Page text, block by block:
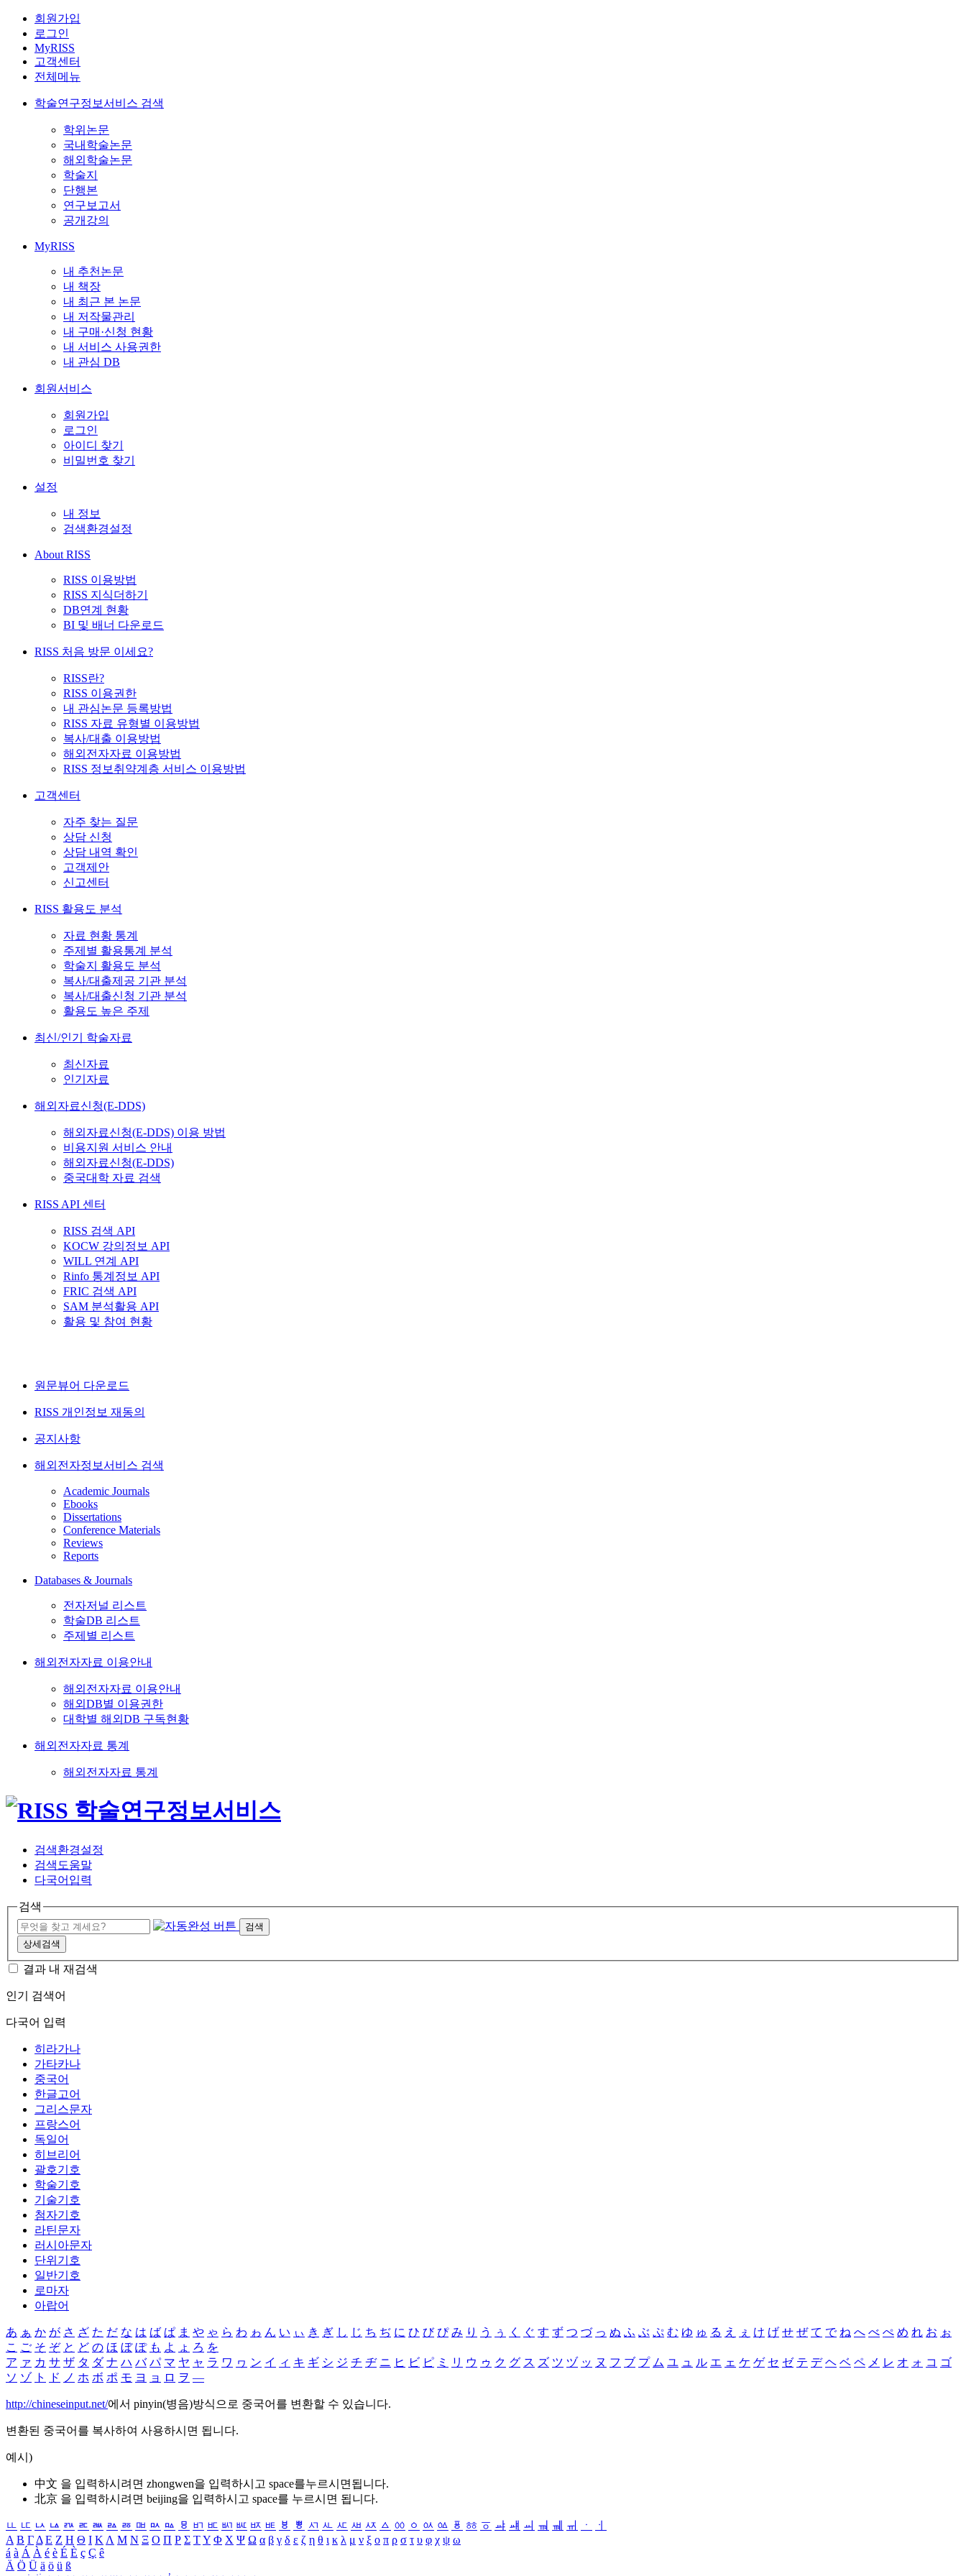
회원가입
로그인
MyRISS
고객센터
전체메뉴
학술연구정보서비스 검색
학위논문
국내학술논문
해외학술논문
학술지
단행본
연구보고서
공개강의
MyRISS
내 추천논문
내 책장
내 최근 본 논문
내 저작물관리
내 구매·신청 현황
내 서비스 사용권한
내 관심 DB
회원서비스
회원가입
로그인
아이디 찾기
비밀번호 찾기
설정
내 정보
검색환경설정
About RISS
RISS 이용방법
RISS 지식더하기
DB연계 현황
BI 및 배너 다운로드
RISS 처음 방문 이세요?
RISS란?
RISS 이용권한
내 관심논문 등록방법
RISS 자료 유형별 이용방법
복사/대출 이용방법
해외전자자료 이용방법
RISS 정보취약계층 서비스 이용방법
고객센터
자주 찾는 질문
상담 신청
상담 내역 확인
고객제안
신고센터
RISS 활용도 분석
자료 현황 통계
주제별 활용통계 분석
학술지 활용도 분석
복사/대출제공 기관 분석
복사/대출신청 기관 분석
활용도 높은 주제
최신/인기 학술자료
최신자료
인기자료
해외자료신청(E-DDS)
해외자료신청(E-DDS) 이용 방법
비용지원 서비스 안내
해외자료신청(E-DDS)
중국대학 자료 검색
RISS API 센터
RISS 검색 API
KOCW 강의정보 API
WILL 연계 API
Rinfo 통계정보 API
FRIC 검색 API
SAM 분석활용 API
활용 및 참여 현황
원문뷰어 다운로드
RISS 개인정보 재동의
공지사항
해외전자정보서비스 검색
Academic Journals
Ebooks
Dissertations
Conference Materials
Reviews
Reports
Databases & Journals
전자저널 리스트
학술DB 리스트
주제별 리스트
해외전자자료 이용안내
해외전자자료 이용안내
해외DB별 이용권한
대학별 해외DB 구독현황
해외전자자료 통계
해외전자자료 통계
검색환경설정
검색도움말
다국어입력
검색
검색
상세검색
결과 내 재검색
인기 검색어
다국어 입력
히라가나
가타카나
중국어
한글고어
그리스문자
프랑스어
독일어
히브리어
괄호기호
학술기호
기술기호
첨자기호
라틴문자
러시아문자
단위기호
일반기호
로마자
아랍어
あ ぁ か が さ ざ た だ な は ば ぱ ま や ゃ ら わ ゎ ん い ぃ き ぎ し じ ち ぢ に ひ び ぴ み り う ぅ く ぐ す ず つ づ っ ぬ ふ ぶ ぷ む ゆ ゅ る え ぇ け げ せ ぜ て で ね へ べ ぺ め れ お ぉ
こ ご そ ぞ と ど の ほ ぼ ぽ も よ ょ ろ を
ア ァ カ サ ザ タ ダ ナ ハ バ パ マ ヤ ャ ラ ワ ヮ ン イ ィ キ ギ シ ジ チ ヂ ニ ヒ ビ ピ ミ リ ウ ゥ ク グ ス ズ ツ ヅ ッ ヌ フ ブ プ ム ユ ュ ル エ ェ ケ ゲ セ ゼ テ デ ヘ ベ ペ メ レ オ ォ コ ゴ
ソ ゾ ト ド ノ ホ ボ ポ モ ヨ ョ ロ ヲ ―
http://chineseinput.net/에서 pinyin(병음)방식으로 중국어를 변환할 수 있습니다.
변환된 중국어를 복사하여 사용하시면 됩니다.
예시)
中文 을 입력하시려면 zhongwen을 입력하시고 space를누르시면됩니다.
北京 을 입력하시려면 beijing을 입력하시고 space를 누르시면 됩니다.
ㅥ ㅦ ㅧ ㅨ ㅩ ㅪ ㅫ ㅬ ㅭ ㅮ ㅯ ㅰ ㅱ ㅲ ㅳ ㅴ ㅵ ㅶ ㅷ ㅸ ㅹ ㅺ ㅻ ㅼ ㅽ ㅾ ㅿ ㆀ ㆁ ㆂ ㆃ ㆄ ㆅ ㆆ ㆇ ㆈ ㆉ ㆊ ㆋ ㆌ ㆍ
ㆎ
Α Β ΓΔ Ε Ζ Η Θ Ι ΚΛ Μ Ν Ξ Ο Π Ρ Σ ΤΥ Φ Χ Ψ Ω α β γ δ ε ζ η θ ι κ λ μ ν ξ ο π ρ σ τ υ φ χ ψ ω
á à Á À é è É È ç Ç ê
Ä Ö Ü ä ö ü ß